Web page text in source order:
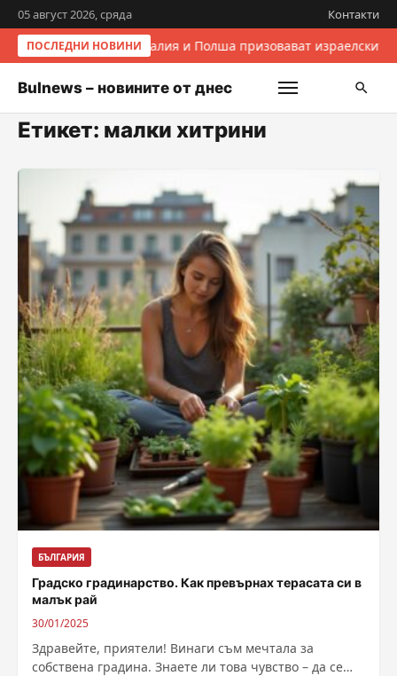
05 август 2026, сряда Контакти
ПОСЛЕДНИ НОВИНИИталия и Полша призовават
Bulnews – новините от днес
Етикет: малки хитрини
БЪЛГАРИЯ
Градско градинарство. Как превърнах терасата си в
малък рай
30/01/2025
Здравейте, приятели! Винаги съм мечтала за
собствена градина. Знаете ли това чувство – да се